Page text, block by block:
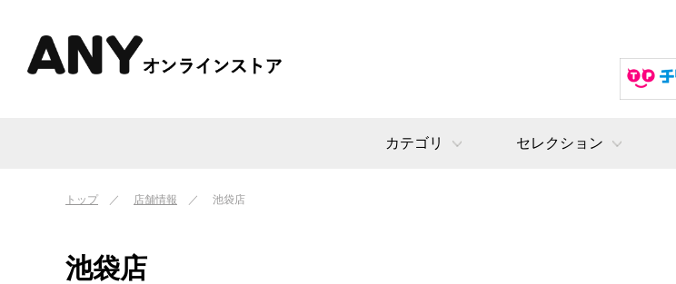
カテゴリ セレクション
トップ 店舗情報 池袋店
池袋店